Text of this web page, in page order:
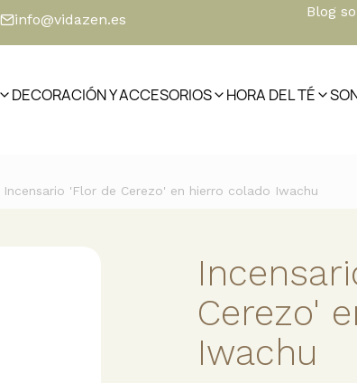
info@vidazen.es Blog
DECORACIÓN Y ACCESORIOS HORA DEL TÉ
Incensario 'Flor de Cerezo' en hierro colado Iwachu
Cerezo'
Iwachu